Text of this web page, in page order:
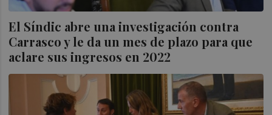
El Síndic abre una investigación contra
Carrasco y le da un mes de plazo para que
aclare sus ingresos en 2022